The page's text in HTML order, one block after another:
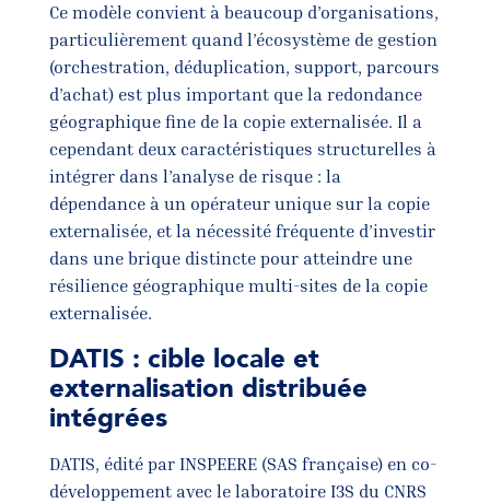
Ce modèle convient à beaucoup d’organisations,
particulièrement quand l’écosystème de gestion
(orchestration, déduplication, support, parcours
d’achat) est plus important que la redondance
géographique fine de la copie externalisée. Il a
cependant deux caractéristiques structurelles à
intégrer dans l’analyse de risque : la
dépendance à un opérateur unique sur la copie
externalisée, et la nécessité fréquente d’investir
dans une brique distincte pour atteindre une
résilience géographique multi-sites de la copie
externalisée.
DATIS : cible locale et
externalisation distribuée
intégrées
DATIS, édité par INSPEERE (SAS française) en co-
développement avec le laboratoire I3S du CNRS